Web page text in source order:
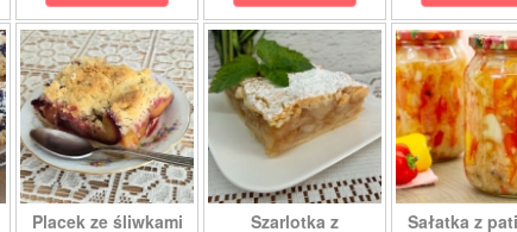
Placek ze śliwkami Szarlotka z Sałatka z